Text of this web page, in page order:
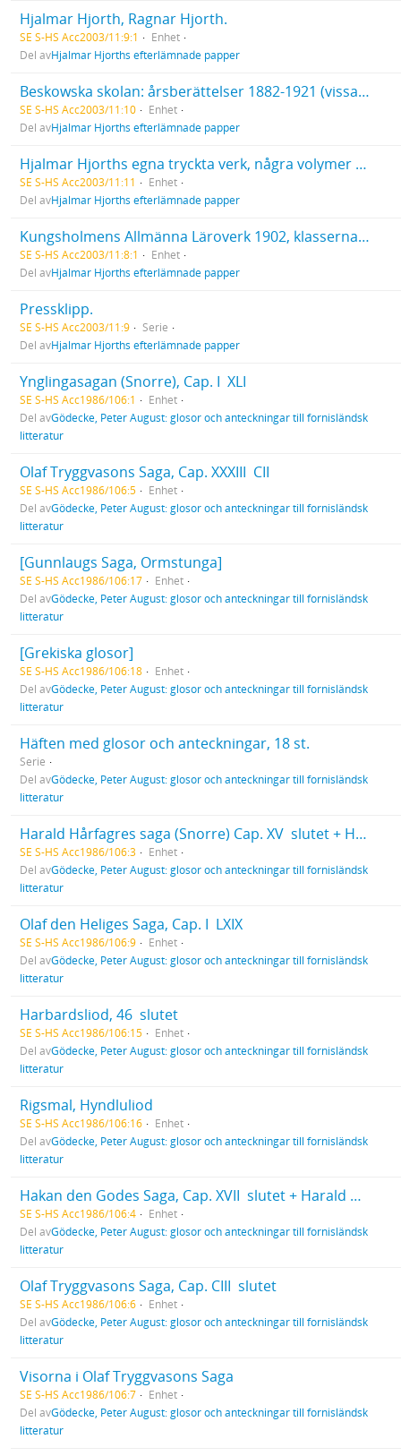
Hjalmar Hjorth, Ragnar Hjorth.
SE S-HS Acc2003/11:9:1
Enhet
Del avHjalmar Hjorths efterlämnade papper
Beskowska skolan: årsberättelser 1882-1921 (vissa luckor), förteckning på lärare och lärjungar 1893-1894, kataloger för läsåren 1894-1895, samt 1897-1898. Redogörelse för Kungsholmens Realskola läsåret 1918-1919. Studentkamrater från Uppsala högre Elementarläroverk 1874 , "Minne af trettioårsdagen 1904".
SE S-HS Acc2003/11:10
Enhet
Del avHjalmar Hjorths efterlämnade papper
Hjalmar Hjorths egna tryckta verk, några volymer med egenhändiga tillägg. Övrigt tryckt material.
SE S-HS Acc2003/11:11
Enhet
Del avHjalmar Hjorths efterlämnade papper
Kungsholmens Allmänna Läroverk 1902, klasserna 1A, 1B, 2 och 3. Realskoleklassen vid Kungsholmens Realskola år 1908. Lärarkåren vid Kungsholmens Allmänna Läroverk år 1904. Hjalmar Hjorth med ej angivna skolklasser. Studenter och lärare vid Uppsala universitet(?). Hermann Klinghardt, tysk professor. "Eva", Ragnar Hjorths och Karl Edes förslag till utsmyckning av den öppna trekanten på Grevturegatan vid mynningen till Birger Jarlsgatan.
SE S-HS Acc2003/11:8:1
Enhet
Del avHjalmar Hjorths efterlämnade papper
Pressklipp.
SE S-HS Acc2003/11:9
Serie
Del avHjalmar Hjorths efterlämnade papper
Ynglingasagan (Snorre), Cap. I  XLI
SE S-HS Acc1986/106:1
Enhet
Del avGödecke, Peter August: glosor och anteckningar till fornisländsk
litteratur
Olaf Tryggvasons Saga, Cap. XXXIII  CII
SE S-HS Acc1986/106:5
Enhet
Del avGödecke, Peter August: glosor och anteckningar till fornisländsk
litteratur
[Gunnlaugs Saga, Ormstunga]
SE S-HS Acc1986/106:17
Enhet
Del avGödecke, Peter August: glosor och anteckningar till fornisländsk
litteratur
[Grekiska glosor]
SE S-HS Acc1986/106:18
Enhet
Del avGödecke, Peter August: glosor och anteckningar till fornisländsk
litteratur
Häften med glosor och anteckningar, 18 st.
Serie
Del avGödecke, Peter August: glosor och anteckningar till fornisländsk
litteratur
Harald Hårfagres saga (Snorre) Cap. XV  slutet + Hakan den Godes Saga, Cap. I  XVI
SE S-HS Acc1986/106:3
Enhet
Del avGödecke, Peter August: glosor och anteckningar till fornisländsk
litteratur
Olaf den Heliges Saga, Cap. I  LXIX
SE S-HS Acc1986/106:9
Enhet
Del avGödecke, Peter August: glosor och anteckningar till fornisländsk
litteratur
Harbardsliod, 46  slutet
SE S-HS Acc1986/106:15
Enhet
Del avGödecke, Peter August: glosor och anteckningar till fornisländsk
litteratur
Rigsmal, Hyndluliod
SE S-HS Acc1986/106:16
Enhet
Del avGödecke, Peter August: glosor och anteckningar till fornisländsk
litteratur
Hakan den Godes Saga, Cap. XVII  slutet + Harald Gråfälls och Hakan Sigurdsson Jarls Saga + Olaf Tryggvasons Saga, Cap. I  XXXII
SE S-HS Acc1986/106:4
Enhet
Del avGödecke, Peter August: glosor och anteckningar till fornisländsk
litteratur
Olaf Tryggvasons Saga, Cap. CIII  slutet
SE S-HS Acc1986/106:6
Enhet
Del avGödecke, Peter August: glosor och anteckningar till fornisländsk
litteratur
Visorna i Olaf Tryggvasons Saga
SE S-HS Acc1986/106:7
Enhet
Del avGödecke, Peter August: glosor och anteckningar till fornisländsk
litteratur